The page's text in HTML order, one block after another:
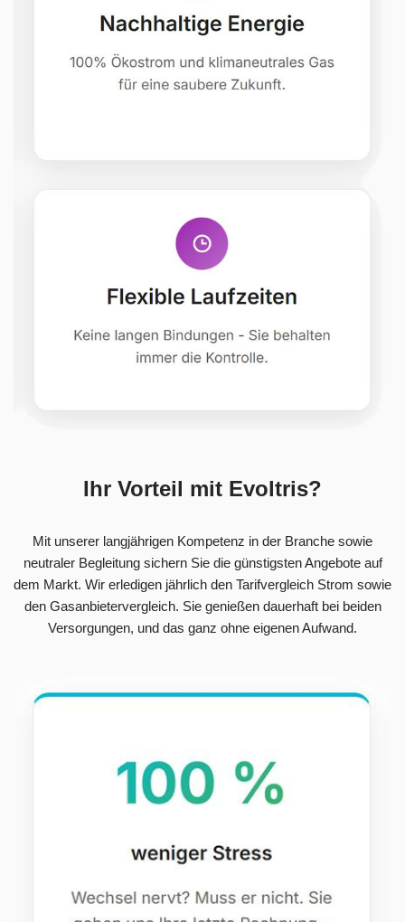
Ihr Vorteil mit Evoltris?
Mit unserer langjährigen Kompetenz in der Branche sowie
neutraler Begleitung sichern Sie die günstigsten Angebote auf
dem Markt. Wir erledigen jährlich den Tarifvergleich Strom sowie
den Gasanbietervergleich. Sie genießen dauerhaft bei beiden
Versorgungen, und das ganz ohne eigenen Aufwand.